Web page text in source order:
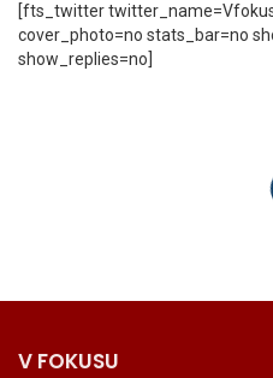
[fts_twitter
cover_photo=no stats_bar=no
show_replies=no]
V FOKUSU